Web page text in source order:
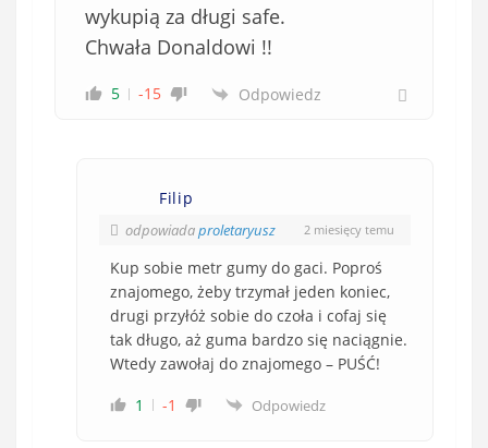
wykupią za długi safe.
Chwała Donaldowi !!
5 -15 Odpowiedz
Filip
odpowiadaproletaryusz 2 miesięcy temu
Kup sobie metr gumy do gaci. Poproś
znajomego, żeby trzymał jeden koniec,
drugi przyłóż sobie do czoła i cofaj się
tak długo, aż guma bardzo się naciągnie.
Wtedy zawołaj do znajomego – PUŚĆ!
1
-1 Odpowiedz